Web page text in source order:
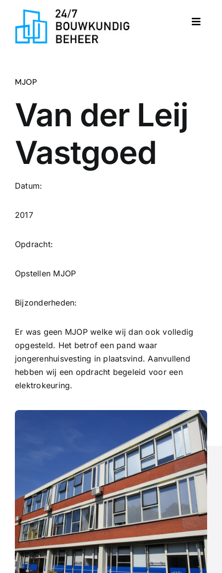
Toggle
Portfolio
MJOP
Van der Leij
Vastgoed
Datum:
2017
Opdracht:
Opstellen MJOP
Bijzonderheden:
Er was geen MJOP welke wij dan ook volledig
opgesteld. Het betrof een pand waar
jongerenhuisvesting in plaatsvind. Aanvullend
hebben wij een opdracht begeleid voor een
elektrokeuring.